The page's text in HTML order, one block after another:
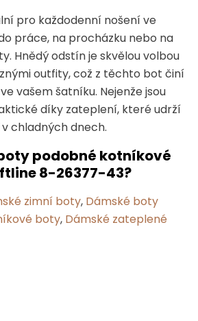
pro každodenní nošení ve
práce, na procházku nebo na
Hnědý odstín je skvělou volbou
outfity, což z těchto bot činí
vašem šatníku. Nejenže jsou
díky zateplení, které udrží
chladných dnech.
podobné kotníkové
8-26377-43?
zimní boty, Dámské boty
boty, Dámské zateplené